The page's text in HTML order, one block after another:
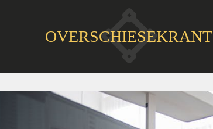
OVERSCHIESEKRANT